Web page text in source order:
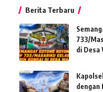
Berita Terbaru
733/
di Desa
dengan